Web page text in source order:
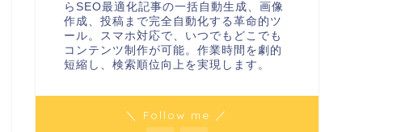
らSEO最適化記事の一括自動生成、画像
作成、投稿まで完全自動化する革命的ツ
ール。スマホ対応で、いつでもどこでも
コンテンツ制作が可能。作業時間を劇的
短縮し、検索順位向上を実現します。
＼ Follow me ／